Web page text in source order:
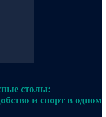
столы:
и спорт в одном